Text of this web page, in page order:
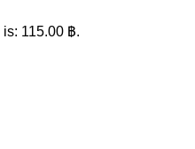
115.00 ฿.